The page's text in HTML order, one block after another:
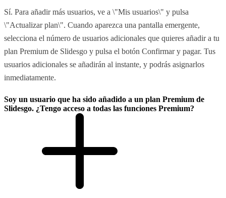
Sí. Para añadir más usuarios, ve a \"Mis usuarios\" y pulsa
\"Actualizar plan\". Cuando aparezca una pantalla emergente,
selecciona el número de usuarios adicionales que quieres añadir a tu
plan Premium de Slidesgo y pulsa el botón Confirmar y pagar. Tus
usuarios adicionales se añadirán al instante, y podrás asignarlos
inmediatamente.
Soy un usuario que ha sido añadido a un plan Premium de
Slidesgo. ¿Tengo acceso a todas las funciones Premium?